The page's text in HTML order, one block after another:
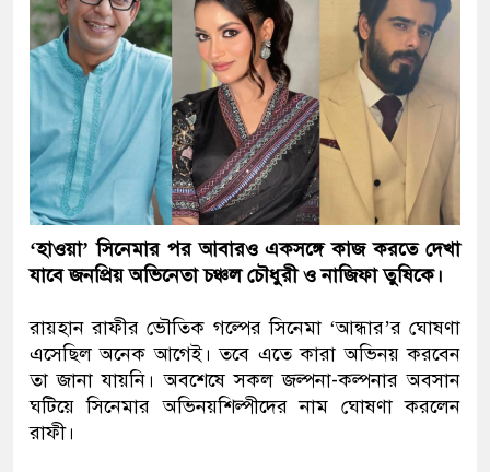
‘হাওয়া’ সিনেমার পর আবারও একসঙ্গে কাজ করতে দেখা
যাবে জনপ্রিয় অভিনেতা চঞ্চল চৌধুরী ও নাজিফা তুষিকে।
রায়হান রাফীর ভৌতিক গল্পের সিনেমা ‘আন্ধার’র ঘোষণা
এসেছিল অনেক আগেই। তবে এতে কারা অভিনয় করবেন
তা জানা যায়নি। অবশেষে সকল জল্পনা-কল্পনার অবসান
ঘটিয়ে সিনেমার অভিনয়শিল্পীদের নাম ঘোষণা করলেন
রাফী।